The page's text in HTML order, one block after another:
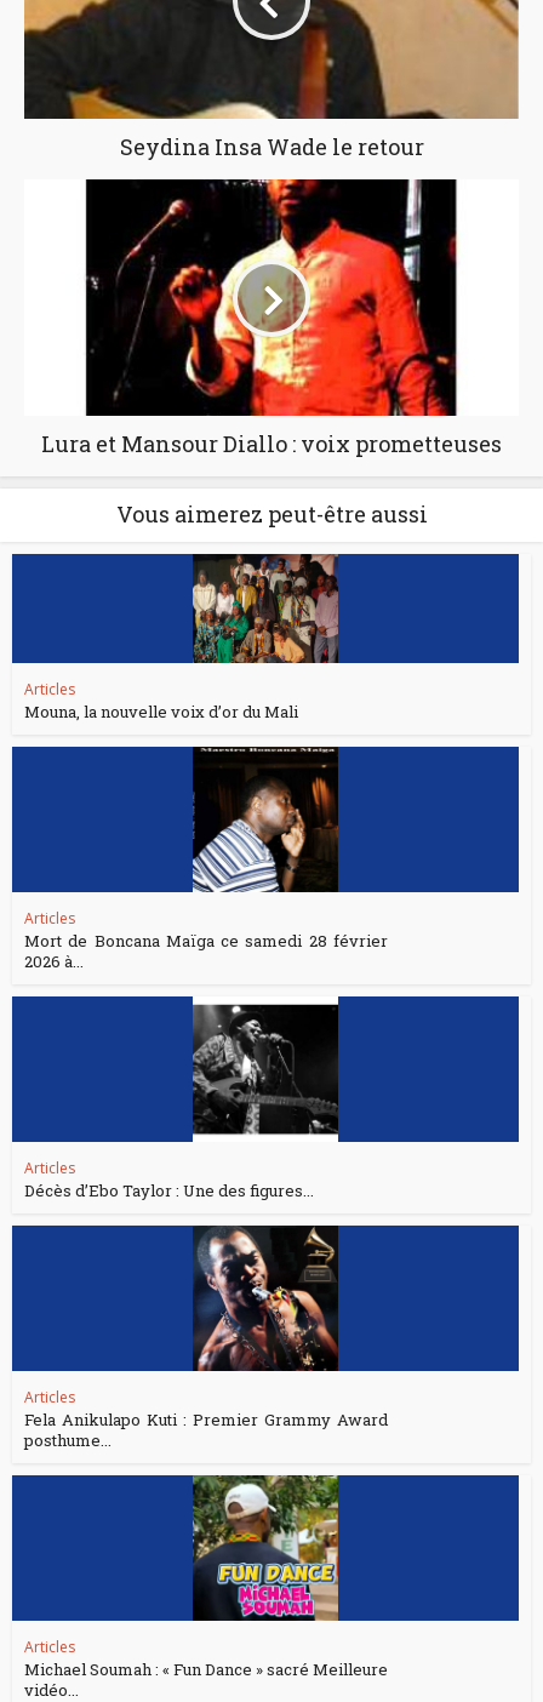
Seydina Insa Wade le retour
Lura et Mansour Diallo : voix prometteuses
Vous aimerez peut-être aussi
Articles
Mouna, la nouvelle voix d’or du Mali
Articles
Mort de Boncana Maïga ce samedi 28 février
2026 à...
Articles
Décès d’Ebo Taylor : Une des figures...
Articles
Fela Anikulapo Kuti : Premier Grammy Award
posthume...
Articles
Michael Soumah : « Fun Dance » sacré Meilleure
vidéo...